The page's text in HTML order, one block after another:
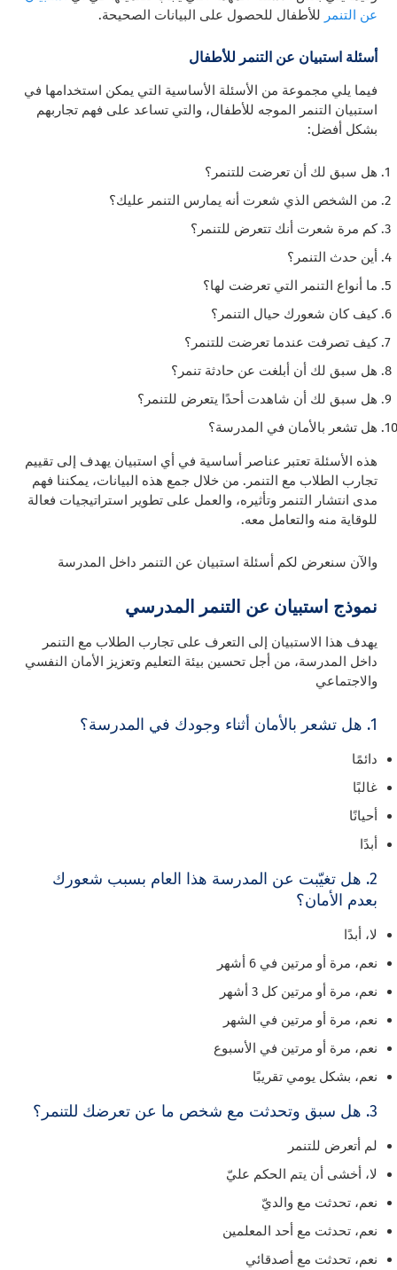
عن التنمر للأطفال للحصول على البيانات الصحيحة.
أسئلة استبيان عن التنمر للأطفال
فيما يلي مجموعة من الأسئلة الأساسية التي يمكن استخدامها في
استبيان التنمر الموجه للأطفال، والتي تساعد على فهم تجاربهم
بشكل أفضل:
هل سبق لك أن تعرضت للتنمر؟
من الشخص الذي شعرت أنه يمارس التنمر عليك؟
كم مرة شعرت أنك تتعرض للتنمر؟
أين حدث التنمر؟
ما أنواع التنمر التي تعرضت لها؟
كيف كان شعورك حيال التنمر؟
كيف تصرفت عندما تعرضت للتنمر؟
هل سبق لك أن أبلغت عن حادثة تنمر؟
هل سبق لك أن شاهدت أحدًا يتعرض للتنمر؟
هل تشعر بالأمان في المدرسة؟
هذه الأسئلة تعتبر عناصر أساسية في أي استبيان يهدف إلى تقييم
تجارب الطلاب مع التنمر. من خلال جمع هذه البيانات، يمكننا فهم
مدى انتشار التنمر وتأثيره، والعمل على تطوير استراتيجيات فعالة
للوقاية منه والتعامل معه.
والآن سنعرض لكم أسئلة استبيان عن التنمر داخل المدرسة
نموذج استبيان عن التنمر المدرسي
يهدف هذا الاستبيان إلى التعرف على تجارب الطلاب مع التنمر
داخل المدرسة، من أجل تحسين بيئة التعليم وتعزيز الأمان النفسي
والاجتماعي
1. هل تشعر بالأمان أثناء وجودك في المدرسة؟
دائمًا
غالبًا
أحيانًا
أبدًا
2. هل تغيّبت عن المدرسة هذا العام بسبب شعورك
بعدم الأمان؟
لا، أبدًا
نعم، مرة أو مرتين في 6 أشهر
نعم، مرة أو مرتين كل 3 أشهر
نعم، مرة أو مرتين في الشهر
نعم، مرة أو مرتين في الأسبوع
نعم، بشكل يومي تقريبًا
3. هل سبق وتحدثت مع شخص ما عن تعرضك للتنمر؟
لم أتعرض للتنمر
لا، أخشى أن يتم الحكم عليّ
نعم، تحدثت مع والديّ
نعم، تحدثت مع أحد المعلمين
نعم، تحدثت مع أصدقائي